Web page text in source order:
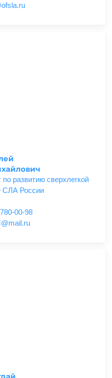
развитию сверхлегкой
СЛА России
00-98